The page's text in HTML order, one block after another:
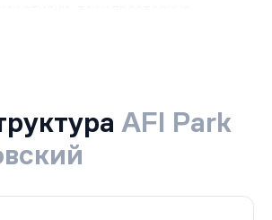
студии, так и просторные
остеклением, что придает им
что позволяет выбрать
вариант для различных
среда». Комплекс
AFI Park